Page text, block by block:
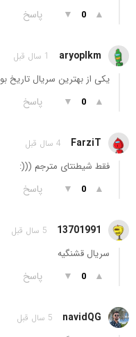
▲
0
▼ پاسخ
aryoplkm 1 سال قبل
یکی از بهترین سریال تاریخ
▲
0
▼ پاسخ
FarziT 4 سال قبل
فقط شیطنتای مترجم (((:
▲
0
▼ پاسخ
13701991 5 سال قبل
سریال قشنگیه
▲
0
▼ پاسخ
navidQG 5 سال قبل